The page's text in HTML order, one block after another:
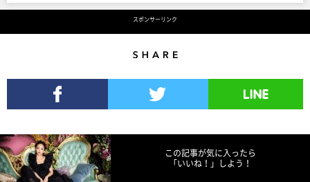
スポンサーリンク
この記事が気に入ったら
「いいね！」しよう！